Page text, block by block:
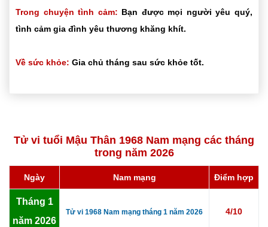
Trong chuyện tình cảm: Bạn được mọi người yêu quý,
tình cảm gia đình yêu thương khăng khít.
Về sức khỏe: Gia chủ tháng sau sức khỏe tốt.
Tử vi tuổi Mậu Thân 1968 Nam mạng các tháng
trong năm 2026
Ngày Nam mạng Điểm hợp
Tháng 1
năm 2026
Tử vi 1968 Nam mạng tháng 1 năm 2026 4/10